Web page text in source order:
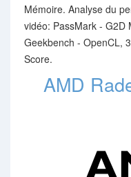
Mémoire. Analyse du
vidéo: PassMark - G2D
Geekbench - OpenCL,
Score.
AMD